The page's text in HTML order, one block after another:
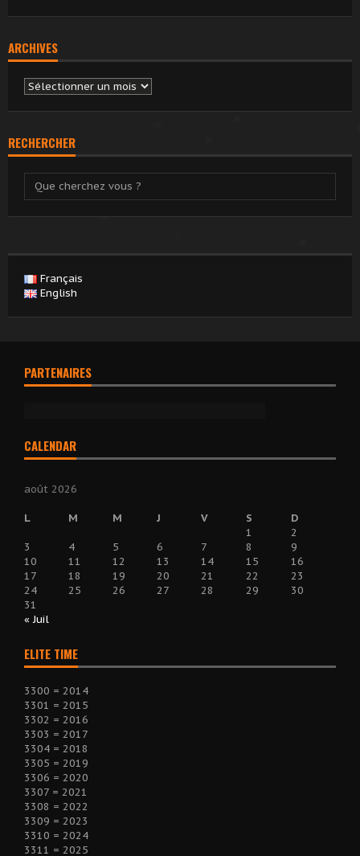
ARCHIVES
Archives
RECHERCHER
Français
English
PARTENAIRES
CALENDAR
août 2026
L M M J V S
D
1
2
3
4 5 6 7 8
9
10
11 12 13 14 15
16
17
18 19 20 21 22
23
24
25 26 27 28 29
30
31
« Juil
ELITE TIME
3300 = 2014
3301 = 2015
3302 = 2016
3303 = 2017
3304 = 2018
3305 = 2019
3306 = 2020
3307 = 2021
3308 = 2022
3309 = 2023
3310 = 2024
3311 = 2025